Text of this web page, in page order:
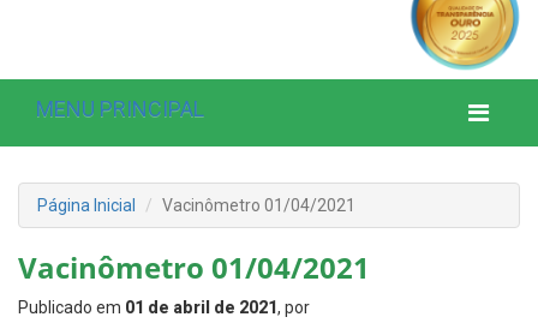
MENU PRINCIPAL
Página Inicial Vacinômetro 01/04/2021
Vacinômetro 01/04/2021
Publicado em 01 de abril de 2021, por